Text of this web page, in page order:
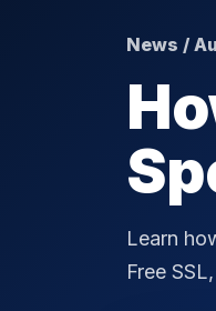
News /
Learn
Free